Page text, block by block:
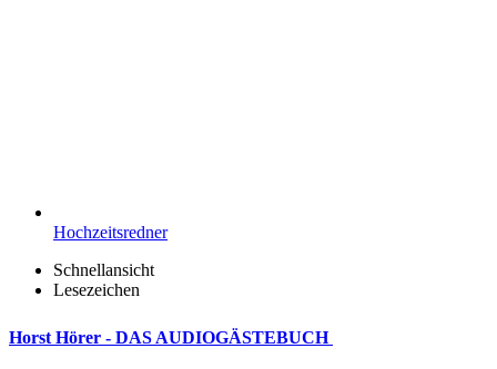
Hochzeitsredner
Schnellansicht
Lesezeichen
Horst Hörer - DAS AUDIOGÄSTEBUCH